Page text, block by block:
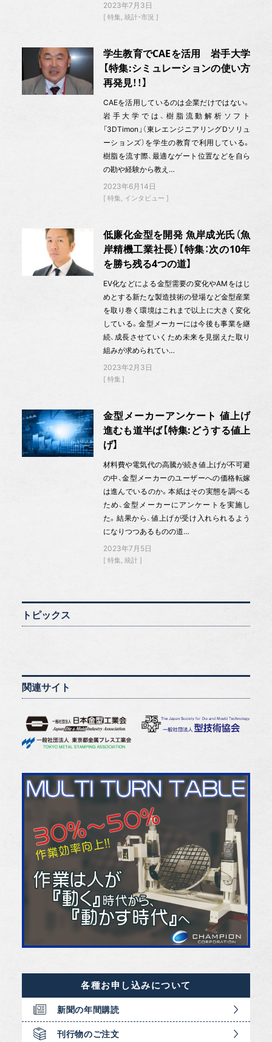
2023年7月3日
特集 統計・市況
学生教育でCAEを活用 岩手大学
【特集:シミュレーションの使い方
再発見！！】
CAEを活用しているのは企業だけではない。
岩手大学では、樹脂流動解析ソフト
「3DTimon」（東レエンジニアリングDソリュ
ーションズ）を学生の教育で利用している。
樹脂を流す際、最適なゲート位置などを自ら
の勘や経験から教え…
2023年6月14日
特集 インタビュー
低廉化金型を開発 魚岸成光氏（魚
岸精機工業社長）【特集：次の10年
を勝ち残る4つの道】
EV化などによる金型需要の変化やAMをはじ
めとする新たな製造技術の登場など金型産業
を取り巻く環境はこれまで以上に大きく変化
している。金型メーカーには今後も事業を継
続、成長させていくため未来を見据えた取り
組みが求められてい…
2023年2月3日
特集
金型メーカーアンケート 値上げ
進むも道半ば【特集:どうする値上
げ】
材料費や電気代の高騰が続き値上げが不可避
の中、金型メーカーのユーザーへの価格転嫁
は進んでいるのか。本紙はその実態を調べる
ため、金型メーカーにアンケートを実施し
た。結果から、値上げが受け入れられるよう
になりつつあるものの道…
2023年7月5日
特集 統計
トピックス
関連サイト
各種お申し込みについて
新聞の年間購読
刊行物のご注文